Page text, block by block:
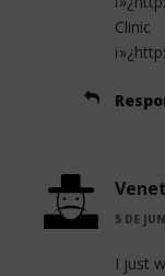
Clinic
5 DE
I just